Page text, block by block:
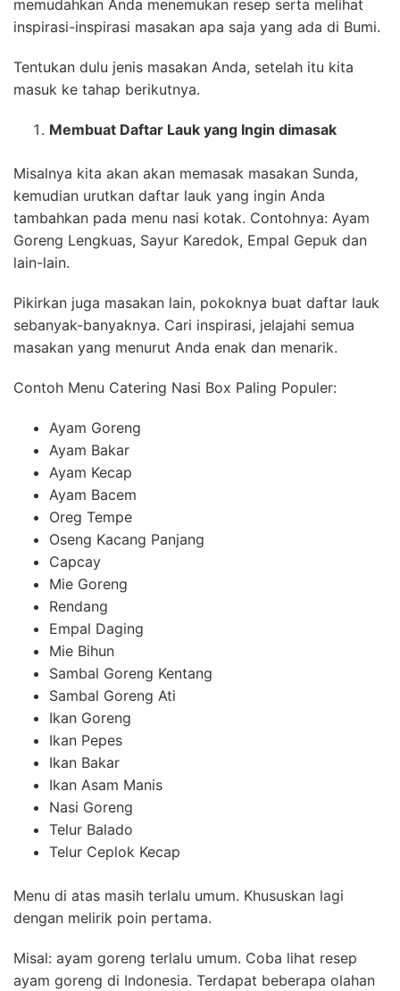
memudahkan Anda menemukan resep serta melihat
inspirasi-inspirasi masakan apa saja yang ada di Bumi.
Tentukan dulu jenis masakan Anda, setelah itu kita
masuk ke tahap berikutnya.
Membuat Daftar Lauk yang Ingin dimasak
Misalnya kita akan akan memasak masakan Sunda,
kemudian urutkan daftar lauk yang ingin Anda
tambahkan pada menu nasi kotak. Contohnya: Ayam
Goreng Lengkuas, Sayur Karedok, Empal Gepuk dan
lain-lain.
Pikirkan juga masakan lain, pokoknya buat daftar lauk
sebanyak-banyaknya. Cari inspirasi, jelajahi semua
masakan yang menurut Anda enak dan menarik.
Contoh Menu Catering Nasi Box Paling Populer:
Ayam Goreng
Ayam Bakar
Ayam Kecap
Ayam Bacem
Oreg Tempe
Oseng Kacang Panjang
Capcay
Mie Goreng
Rendang
Empal Daging
Mie Bihun
Sambal Goreng Kentang
Sambal Goreng Ati
Ikan Goreng
Ikan Pepes
Ikan Bakar
Ikan Asam Manis
Nasi Goreng
Telur Balado
Telur Ceplok Kecap
Menu di atas masih terlalu umum. Khususkan lagi
dengan melirik poin pertama.
Misal: ayam goreng terlalu umum. Coba lihat resep
ayam goreng di Indonesia. Terdapat beberapa olahan